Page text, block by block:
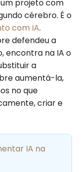
projeto com
cérebro. É o
com IA.
defendeu a
encontra na IA o
a
aumentá-la,
no que
criar e
IA na